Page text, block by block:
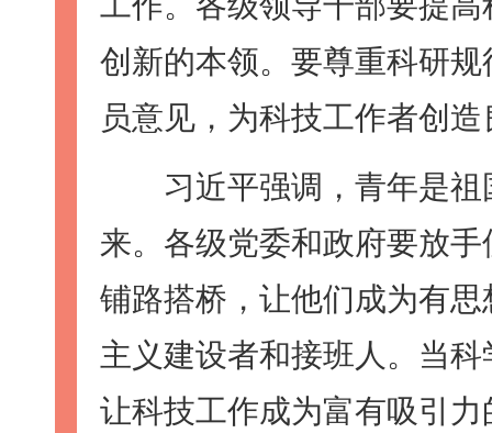
创新的本领。要尊重科研
员意见，为科技工作者创
习近平强调，青年是祖
来。各级党委和政府要放
铺路搭桥，让他们成为有
主义建设者和接班人。当
让科技工作成为富有吸引